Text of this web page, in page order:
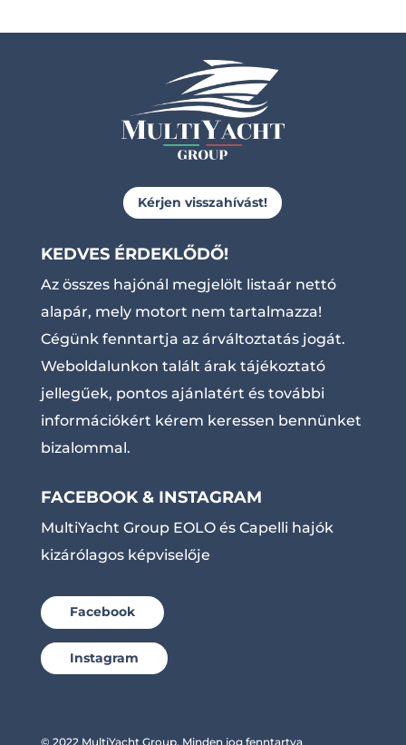
Kérjen visszahívást!
KEDVES ÉRDEKLŐDŐ!
Az összes hajónál megjelölt listaár nettó
alapár, mely motort nem tartalmazza!
Cégünk fenntartja az árváltoztatás jogát.
Weboldalunkon talált árak tájékoztató
jellegűek, pontos ajánlatért és további
információkért kérem keressen bennünket
bizalommal.
FACEBOOK & INSTAGRAM
MultiYacht Group EOLO és Capelli hajók
kizárólagos képviselője
Facebook
Instagram
© 2022 MultiYacht Group. Minden jog fenntartva